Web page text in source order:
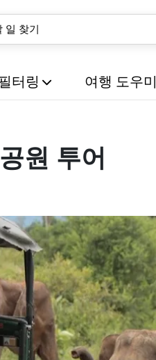
터링 여행 도우미
원 투어